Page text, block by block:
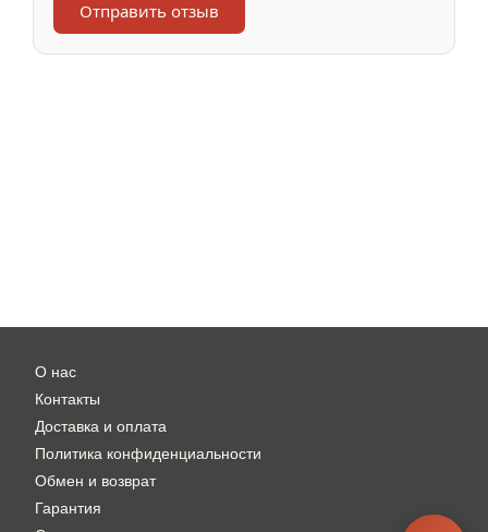
Отправить отзыв
О нас
Контакты
Доставка и оплата
Политика конфиденциальности
Обмен и возврат
Гарантия